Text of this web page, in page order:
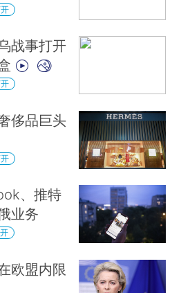
战事打开
侈品巨头
、推特
业务
欧盟内限